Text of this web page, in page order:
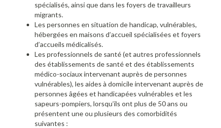
spécialisés, ainsi que dans les foyers de travailleurs
migrants.
Les personnes en situation de handicap, vulnérables,
hébergées en maisons d’accueil spécialisées et foyers
d’accueils médicalisés.
Les professionnels de santé (et autres professionnels
des établissements de santé et des établissements
médico-sociaux intervenant auprès de personnes
vulnérables), les aides à domicile intervenant auprès de
personnes âgées et handicapées vulnérables et les
sapeurs-pompiers, lorsqu’ils ont plus de 50 ans ou
présentent une ou plusieurs des comorbidités
suivantes :